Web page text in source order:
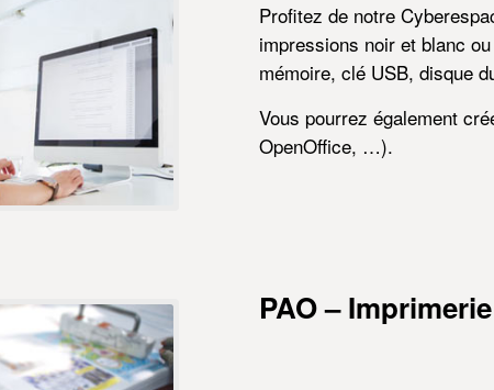
Profitez de notre
impressions noir et blanc
mémoire, clé USB, disque
Vous pourrez également
OpenOffice, …).
PAO – Imprimerie